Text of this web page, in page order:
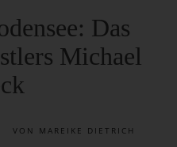
Das
Michael
VON MAREIKE DIETRICH